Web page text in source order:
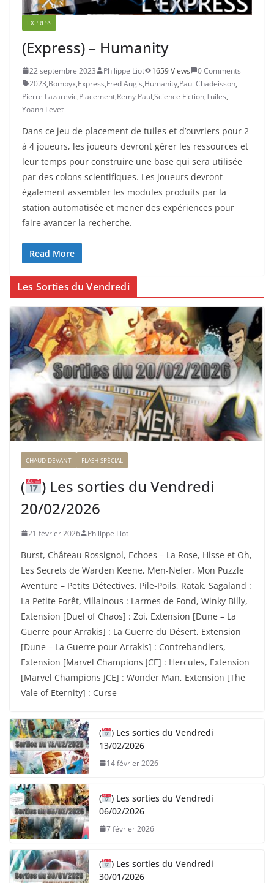
EXPRESS
(Express) – Humanity
22 septembre 2023 Philippe Liot 1659 Views
0 Comments
2023,Bombyx,Express,Fred Augis,Humanity,Paul Chadeisson,
Pierre Lazarevic,Placement,Remy Paul,Science Fiction,Tuiles,
Yoann Levet
Dans ce jeu de placement de tuiles et d’ouvriers pour 2
à 4 joueurs, les joueurs devront gérer les ressources et
leur temps pour construire une base qui sera utilisée
par des colons scientifiques. Les joueurs devront
également assembler les modules produits par la
station automatisée et mener des expériences pour
faire avancer la recherche.
Read More
Les Sorties du Vendredi
CHAUD DEVANT FLASH SPÉCIAL
(
) Les sorties du Vendredi
20/02/2026
21 février 2026 Philippe Liot
Burst, Château Rossignol, Echoes – La Rose, Hisse et Oh,
Les Secrets de Warden Keene, Men-Nefer, Mon Puzzle
Aventure – Petits Détectives, Pile-Poils, Ratak, Sagaland :
La Petite Forêt, Villainous : Larmes de Fond, Winky Billy,
Extension [Duel of Chaos] : Zoi, Extension [Dune – La
Guerre pour Arrakis] : La Guerre du Désert, Extension
[Dune – La Guerre pour Arrakis] : Contrebandiers,
Extension [Marvel Champions JCE] : Hercules, Extension
[Marvel Champions JCE] : Wonder Man, Extension [The
Vale of Eternity] : Curse
(
) Les sorties du Vendredi
13/02/2026
14 février 2026
(
) Les sorties du Vendredi
06/02/2026
7 février 2026
(
) Les sorties du Vendredi
30/01/2026